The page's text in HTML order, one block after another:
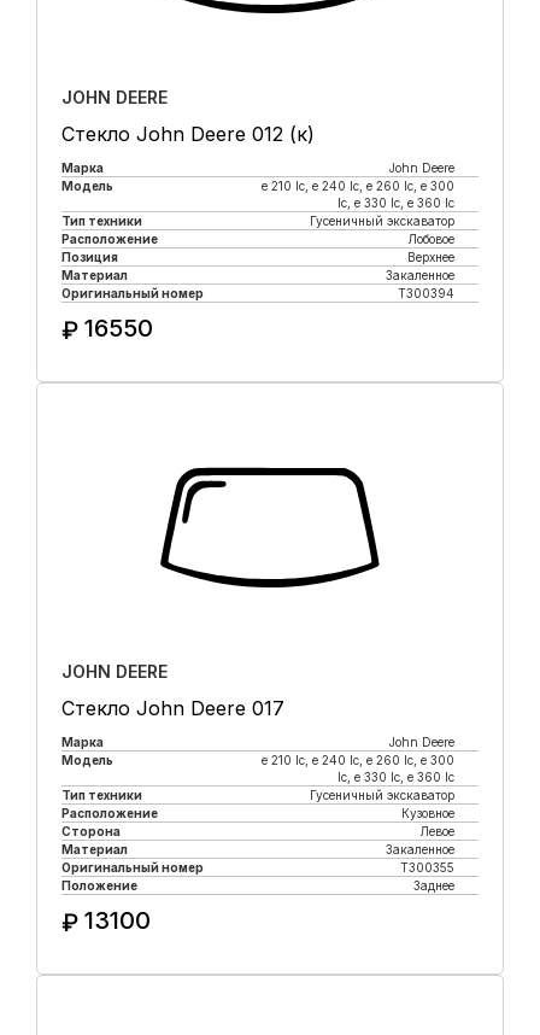
JOHN DEERE
Стекло John Deere 012 (к)
Марка
John Deere
Модель
e 210 lc, е 240 lc, e 260 lc, e 300
lc, e 330 lc, e 360 lc
Тип техники
Гусеничный экскаватор
Расположение
Лобовое
Позиция
Верхнее
Материал
Закаленное
Оригинальный номер
T300394
₽ 16550
JOHN DEERE
Стекло John Deere 017
Марка
John Deere
Модель
e 210 lc, е 240 lc, e 260 lc, e 300
lc, e 330 lc, e 360 lc
Тип техники
Гусеничный экскаватор
Расположение
Кузовное
Сторона
Левое
Материал
Закаленное
Оригинальный номер
T300355
Положение
Заднее
₽ 13100